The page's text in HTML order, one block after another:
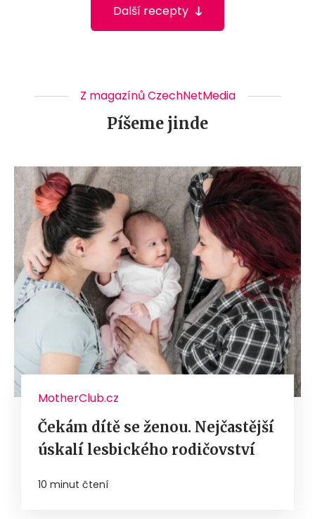
Další recepty
Z magazínů CzechNetMedia
Píšeme jinde
MotherClub.cz
Čekám dítě se ženou. Nejčastější
úskalí lesbického rodičovství
10 minut čtení